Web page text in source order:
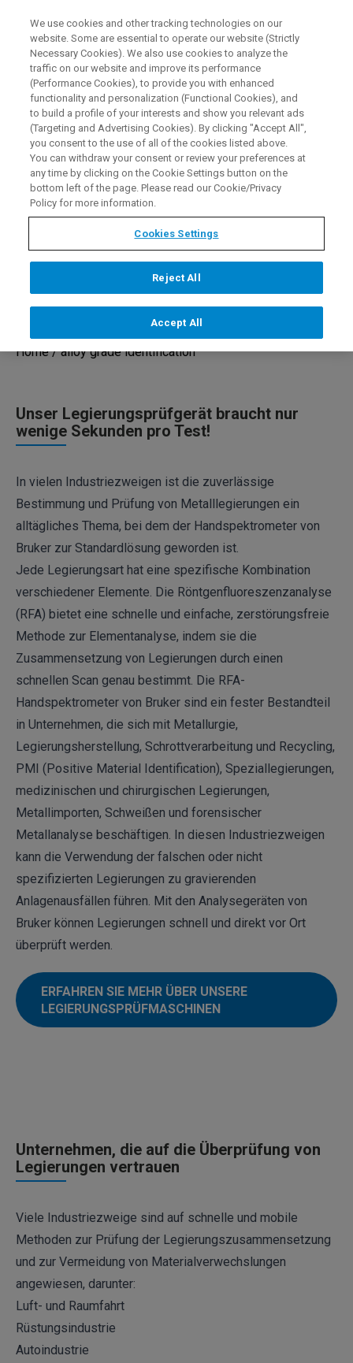
DE
Präzise Prüfung von
Metalllegierungen mit der
Bruker RFA Pistole
KONTAKTIEREN SIE UNS HEUTE
Home /alloy grade identification
Unser Legierungsprüfgerät braucht nur
wenige Sekunden pro Test!
In vielen Industriezweigen ist die zuverlässige
Bestimmung und Prüfung von Metalllegierungen ein
alltägliches Thema, bei dem der Handspektrometer von
Bruker zur Standardlösung geworden ist.
Jede Legierungsart hat eine spezifische Kombination
verschiedener Elemente. Die Röntgenfluoreszenzanalyse
(RFA) bietet eine schnelle und einfache, zerstörungsfreie
Methode zur Elementanalyse, indem sie die
Zusammensetzung von Legierungen durch einen
schnellen Scan genau bestimmt. Die RFA-
Handspektrometer von Bruker sind ein fester Bestandteil
in Unternehmen, die sich mit Metallurgie,
Legierungsherstellung, Schrottverarbeitung und Recycling,
PMI (Positive Material Identification), Speziallegierungen,
medizinischen und chirurgischen Legierungen,
Metallimporten, Schweißen und forensischer
Metallanalyse beschäftigen. In diesen Industriezweigen
kann die Verwendung der falschen oder nicht
spezifizierten Legierungen zu gravierenden
Anlagenausfällen führen. Mit den Analysegeräten von
Bruker können Legierungen schnell und direkt vor Ort
überprüft werden.
ERFAHREN SIE MEHR ÜBER UNSERE
LEGIERUNGSPRÜFMASCHINEN
Unternehmen, die auf die Überprüfung von
Legierungen vertrauen
Viele Industriezweige sind auf schnelle und mobile
Methoden zur Prüfung der Legierungszusammensetzung
und zur Vermeidung von Materialverwechslungen
angewiesen, darunter:
Luft- und Raumfahrt
Rüstungsindustrie
Autoindustrie
We use cookies and other tracking technologies on our
website. Some are essential to operate our website (Strictly
Necessary Cookies). We also use cookies to analyze the
traffic on our website and improve its performance
(Performance Cookies), to provide you with enhanced
functionality and personalization (Functional Cookies), and
to build a profile of your interests and show you relevant ads
(Targeting and Advertising Cookies). By clicking "Accept All",
you consent to the use of all of the cookies listed above.
You can withdraw your consent or review your preferences at
any time by clicking on the Cookie Settings button on the
bottom left of the page. Please read our Cookie/Privacy
Policy for more information.
Cookies Settings
Reject All
Accept All